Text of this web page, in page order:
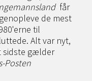
får
de mest
til
Alt var nyt,
sidste gælder
Posten